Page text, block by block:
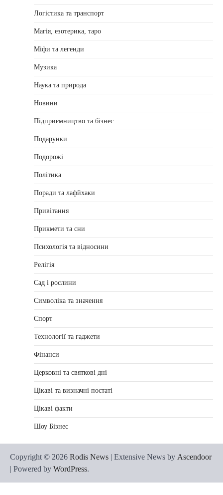
Логістика та транспорт
Магія, езотерика, таро
Міфи та легенди
Музика
Наука та природа
Новини
Підприємництво та бізнес
Подарунки
Подорожі
Політика
Поради та лафйхаки
Привітання
Прикмети та сни
Психологія та відносини
Релігія
Сад і рослини
Символіка та значення
Спорт
Технології та гаджети
Фінанси
Церковні та святкові дні
Цікаві та визначні постаті
Цікаві факти
Шоу Бізнес
Copyright © 2026 Rodis News | Extensive News by Ascendoor
| Powered by WordPress.